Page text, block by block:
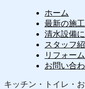
ホーム
最新の施
清水設備
スタッフ
リフォー
お問い合
キッチン・トイレ・